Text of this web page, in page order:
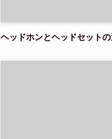
ヘッドホンとヘッドセット